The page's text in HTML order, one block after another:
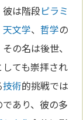
は階段ピラミ
天文学、 哲学の
の名は後世、
しても崇拝され
技術的挑戦では
あり、彼の多